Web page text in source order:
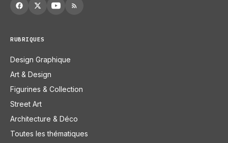
RUBRIQUES
Design Graphique
Art & Design
Figurines & Collection
Street Art
Architecture & Déco
Toutes les thématiques